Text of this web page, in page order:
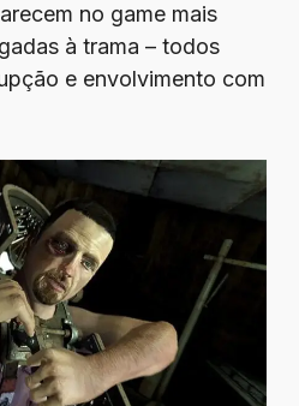
no game mais
à trama – todos
e envolvimento com